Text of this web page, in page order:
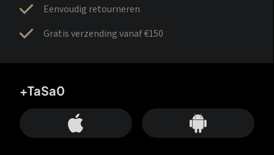
Eenvoudig retourneren
Gratis verzending vanaf €150
+TaSa0